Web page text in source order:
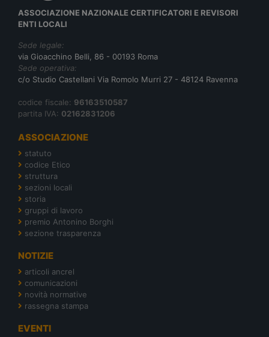
ASSOCIAZIONE NAZIONALE CERTIFICATORI E REVISORI
ENTI LOCALI
Sede legale:
via Gioacchino Belli, 86 - 00193 Roma
Sede operativa:
c/o Studio Castellani Via Romolo Murri 27 - 48124 Ravenna
codice fiscale: 96163510587
partita IVA: 02162831206
ASSOCIAZIONE
statuto
codice Etico
struttura
sezioni locali
storia
gruppi di lavoro
premio Antonino Borghi
sezione trasparenza
NOTIZIE
articoli ancrel
comunicazioni
novità normative
rassegna stampa
EVENTI